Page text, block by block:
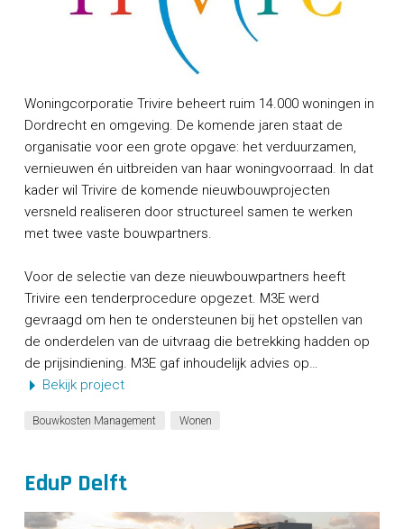
Woningcorporatie Trivire beheert ruim 14.000 woningen in
Dordrecht en omgeving. De komende jaren staat de
organisatie voor een grote opgave: het verduurzamen,
vernieuwen én uitbreiden van haar woningvoorraad. In dat
kader wil Trivire de komende nieuwbouwprojecten
versneld realiseren door structureel samen te werken
met twee vaste bouwpartners.
Voor de selectie van deze nieuwbouwpartners heeft
Trivire een tenderprocedure opgezet. M3E werd
gevraagd om hen te ondersteunen bij het opstellen van
de onderdelen van de uitvraag die betrekking hadden op
de prijsindiening. M3E gaf inhoudelijk advies op…
Bekijk project
Bouwkosten Management Wonen
EduP Delft